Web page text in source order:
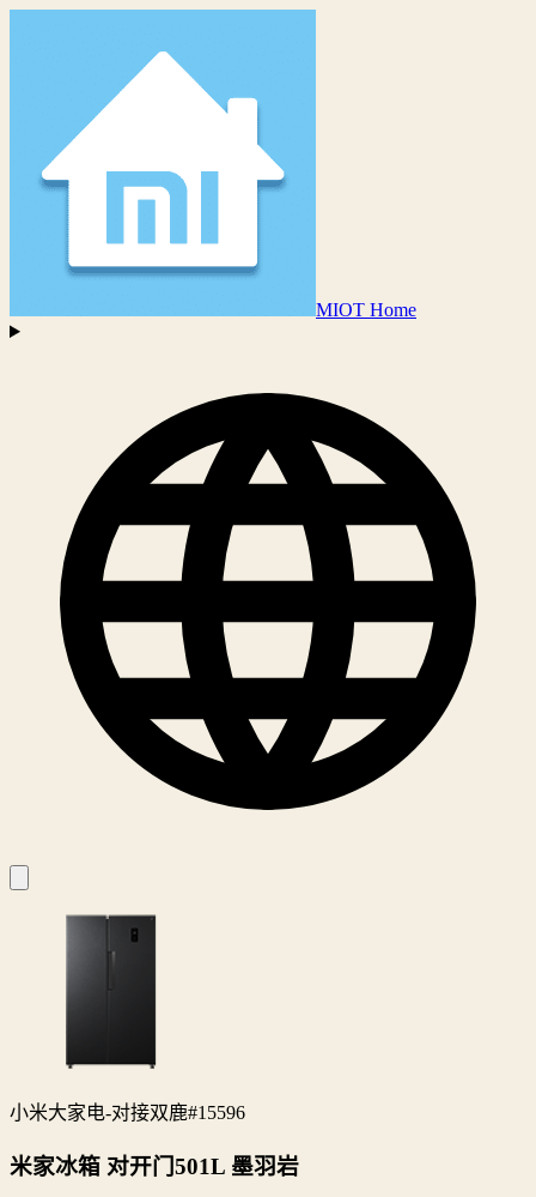
MIOT Home
小米大家电-对接双鹿#15596
米家冰箱 对开门501L 墨羽岩